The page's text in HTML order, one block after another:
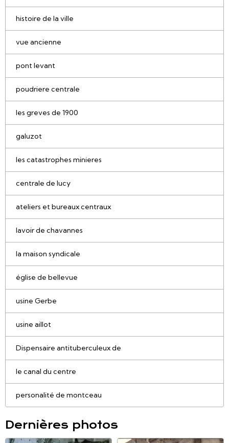
histoire de la ville
vue ancienne
pont levant
poudriere centrale
les greves de 1900
galuzot
les catastrophes minieres
centrale de lucy
ateliers et bureaux centraux
lavoir de chavannes
la maison syndicale
église de bellevue
usine Gerbe
usine aillot
Dispensaire antituberculeux de
le canal du centre
personalité de montceau
Dernières photos